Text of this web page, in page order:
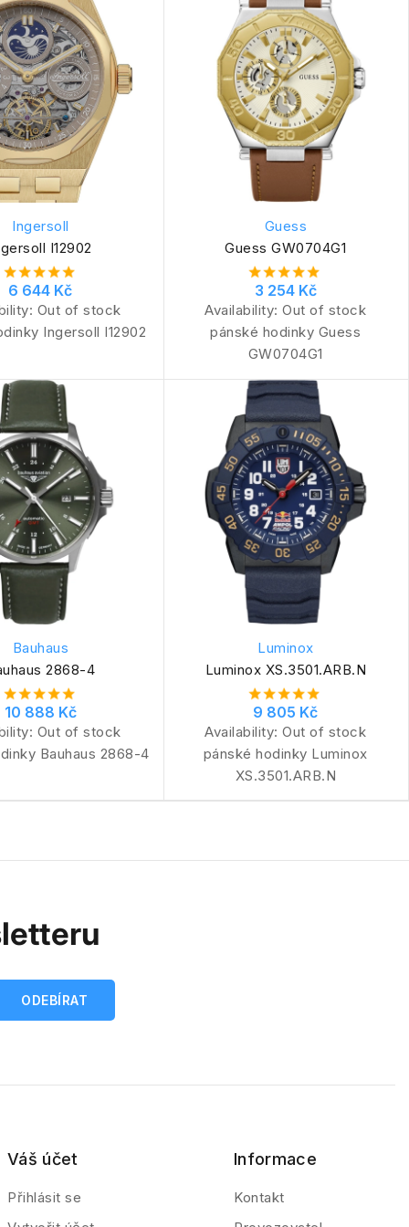
Ingersoll
I12902
6 644 Kč
Out of stock
Ingersoll I12902
Guess
Guess GW0704G1
3 254 Kč
Availability:Out of stock
pánské hodinky Guess
GW0704G1
Bauhaus
2868-4
10 888 Kč
Out of stock
Bauhaus 2868-4
Luminox
Luminox XS.3501.ARB.N
9 805 Kč
Availability:Out of stock
pánské hodinky Luminox
XS.3501.ARB.N
Váš účet
Přihlásit se
Informace
Kontakt